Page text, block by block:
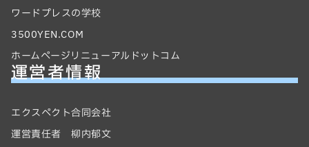
ワードプレスの学校
3500YEN.COM
ホームページリニューアルドットコム
運営者情報
エクスペクト合同会社
運営責任者 柳内郁文